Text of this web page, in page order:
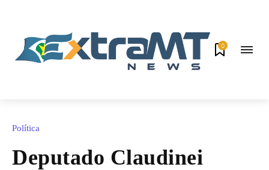
0
Política
Deputado Claudinei